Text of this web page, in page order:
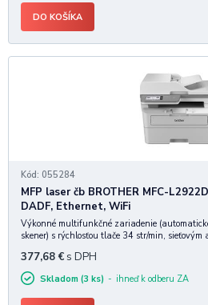
DO KOŠÍKA
Kód: 055284
MFP laser čb BROTHER MFC-
DADF, Ethernet, WiFi
Výkonné multifunkčné zariadenie
skener) s rýchlosťou tlače 34 str/min,
Obojstranný sken
377,68 € s DPH
Skladom (3 ks) ihneď k odberu ZA